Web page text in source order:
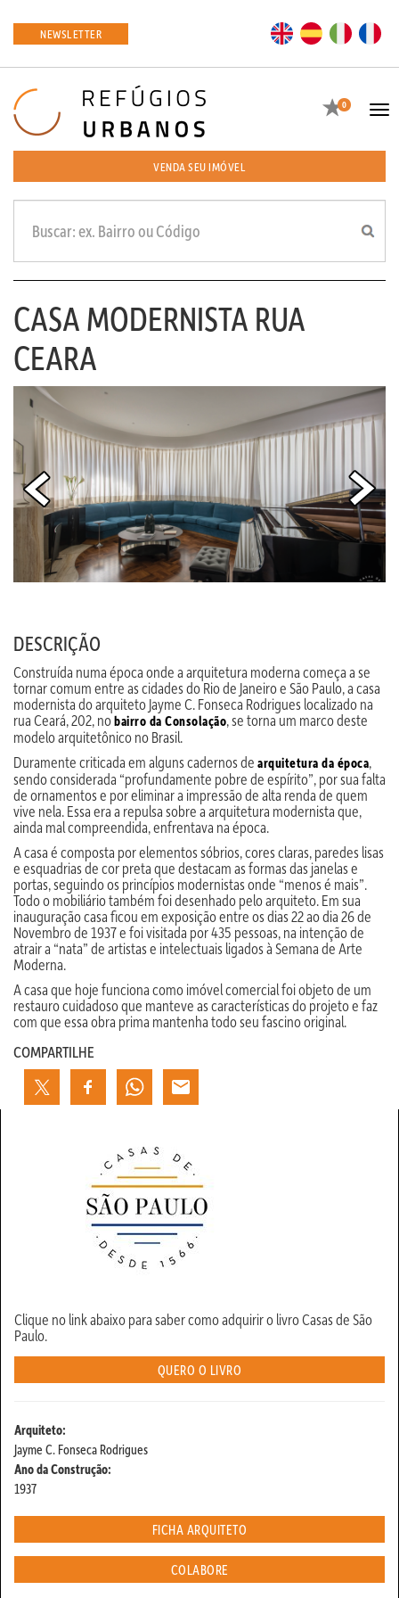
NEWSLETTER EN ES
Favoritos
0
VENDA SEU IMÓVEL
CASA MODERNISTA RUA
CEARA
DESCRIÇÃO
Construída numa época onde a arquitetura moderna começa a se
tornar comum entre as cidades do Rio de Janeiro e São Paulo, a casa
modernista do arquiteto Jayme C. Fonseca Rodrigues localizado na
rua Ceará, 202, nobairro da Consolação, se torna um marco deste
modelo arquitetônico no Brasil.
Duramente criticada em alguns cadernos de arquitetura da época,
sendo considerada “profundamente pobre de espírito”, por sua falta
de ornamentos e por eliminar a impressão de alta renda de quem
vive nela. Essa era a repulsa sobre a arquitetura modernista que,
ainda mal compreendida, enfrentava na época.
A casa é composta por elementos sóbrios, cores claras, paredes lisas
e esquadrias de cor preta que destacam as formas das janelas e
portas, seguindo os princípios modernistas onde “menos é mais”.
Todo o mobiliário também foi desenhado pelo arquiteto. Em sua
inauguração casa ficou em exposição entre os dias 22 ao dia 26 de
Novembro de 1937 e foi visitada por 435 pessoas, na intenção de
atrair a “nata” de artistas e intelectuais ligados à Semana de Arte
Moderna.
A casa que hoje funciona como imóvel comercial foi objeto de um
restauro cuidadoso que manteve as características do projeto e faz
com que essa obra prima mantenha todo seu fascino original.
COMPARTILHE
Clique no link abaixo para saber como adquirir o livro Casas de São
Paulo.
QUERO O LIVRO
Arquiteto:
Jayme C. Fonseca Rodrigues
Ano da Construção:
1937
FICHA ARQUITETO
COLABORE